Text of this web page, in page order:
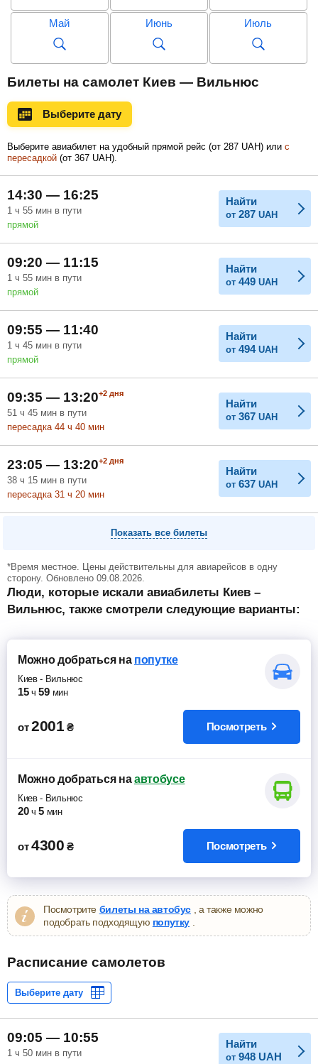
Май Июнь Июль
Сентябрь
Ноябрь
Билеты на самолет Киев — Вильнюс
Выберите дату
Выберите авиабилет на удобный прямой рейс (от 287 UAH) или с
пересадкой (от 367 UAH).
14:30 — 16:25
1 ч 55 мин в пути
прямой
Найти
от 287 UAH
09:20 — 11:15
1 ч 55 мин в пути
прямой
Найти
от 449 UAH
09:55 — 11:40
1 ч 45 мин в пути
прямой
Найти
от 494 UAH
09:35 — 13:20+2 дня
51 ч 45 мин в пути
пересадка 44 ч 40 мин
Найти
от 367 UAH
23:05 — 13:20+2 дня
38 ч 15 мин в пути
пересадка 31 ч 20 мин
Найти
от 637 UAH
Показать все билеты
*Время местное. Цены действительны для авиарейсов в одну
сторону. Обновлено 09.08.2026.
Люди, которые искали авиабилеты Киев –
Вильнюс, также смотрели следующие варианты:
Можно добратьсяна попутке
Киев- Вильнюс
15 ч 59 мин
от 2001 ₴ Посмотреть
Можно добратьсяна автобусе
Киев- Вильнюс
20 ч 5 мин
от 4300 ₴ Посмотреть
Посмотрите билеты на автобус , а также можно
подобрать подходящую попутку
Расписание самолетов
09:05 — 10:55
1 ч 50 мин в пути
Найти
от 948 UAH